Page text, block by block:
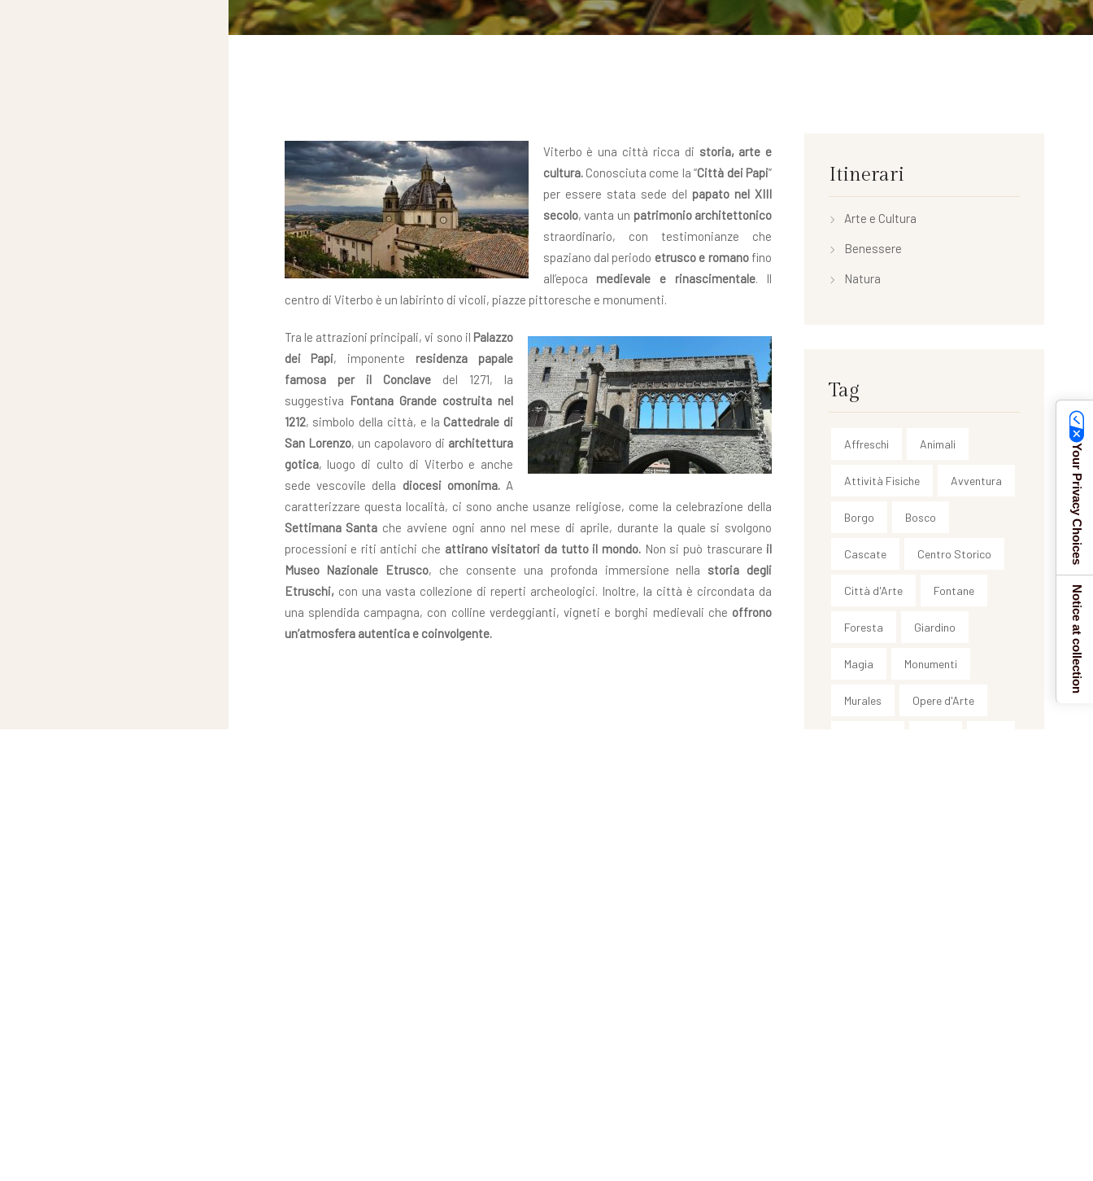
Viterbo è una città ricca di storia, arte e
cultura.Conosciuta come la “Città dei Papi”
per essere stata sede del papato nel XIII
secolo, vanta un patrimonio architettonico
straordinario, con testimonianze che
spaziano dal periodo etrusco e romanofino
all’epoca medievale e rinascimentale. Il
centro di Viterbo è un labirinto di vicoli, piazze pittoresche e monumenti.
Tra le attrazioni principali, vi sono il Palazzo
dei Papi, imponente residenza papale
famosa per il Conclavedel 1271, la
suggestiva Fontana Grande costruita nel
1212, simbolo della città, e la Cattedrale di
San Lorenzo, un capolavoro di architettura
gotica, luogo di culto di Viterbo e anche
sede vescovile della diocesi omonima.A
caratterizzare questa località, ci sono anche usanze religiose, come la celebrazione della
Settimana Santa che avviene ogni anno nel mese di aprile, durante la quale si svolgono
processioni e riti antichi che attirano visitatori da tutto il mondo.Non si può trascurare il
Museo Nazionale Etrusco, che consente una profonda immersione nella storia degli
Etruschi, con una vasta collezione di reperti archeologici. Inoltre, la città è circondata da
una splendida campagna, con colline verdeggianti, vigneti e borghi medievali che offrono
un’atmosfera autentica e coinvolgente.
Itinerari
Arte e Cultura
Benessere
Natura
Tag
Affreschi Animali
Attività Fisiche Avventura
Borgo Bosco
Cascate Centro Storico
Città d'Arte Fontane
Foresta Giardino
Magia Monumenti
Murales Opere d'Arte
Your Privacy Choices
Notice at collection